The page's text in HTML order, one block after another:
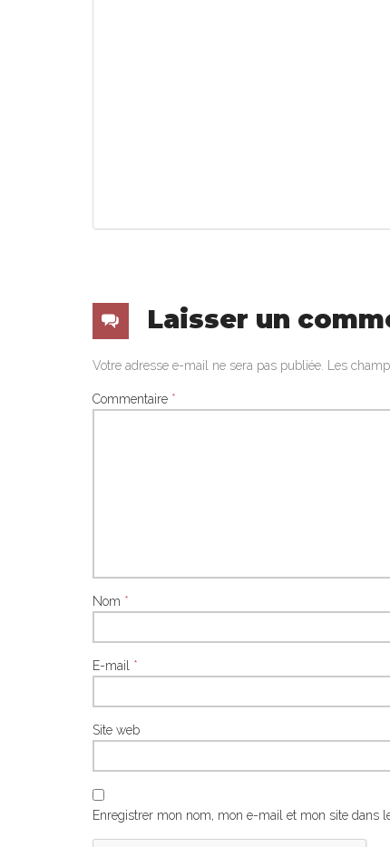
Laisser un
Votre adresse e-mail ne sera pas publiée. Les
Commentaire *
Nom *
E-mail *
Site web
Enregistrer mon nom, mon e-mail et mon site dans